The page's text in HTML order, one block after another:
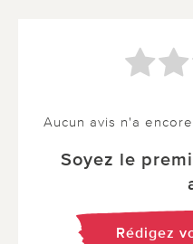
Aucun avis n'a
Soyez le
Rédigez